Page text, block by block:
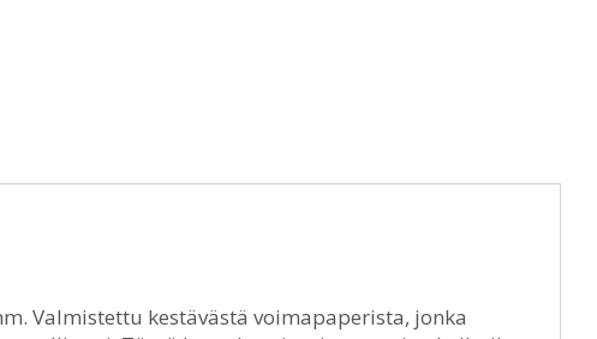
Valmistettu kestävästä voimapaperista, jonka